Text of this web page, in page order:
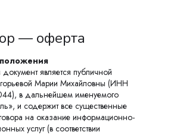
является публичной
Марии Михайловны (ИНН
в дальнейшем именуемого
и содержит все существенные
на оказание информационно-
услуг (в соответствии
— оферта